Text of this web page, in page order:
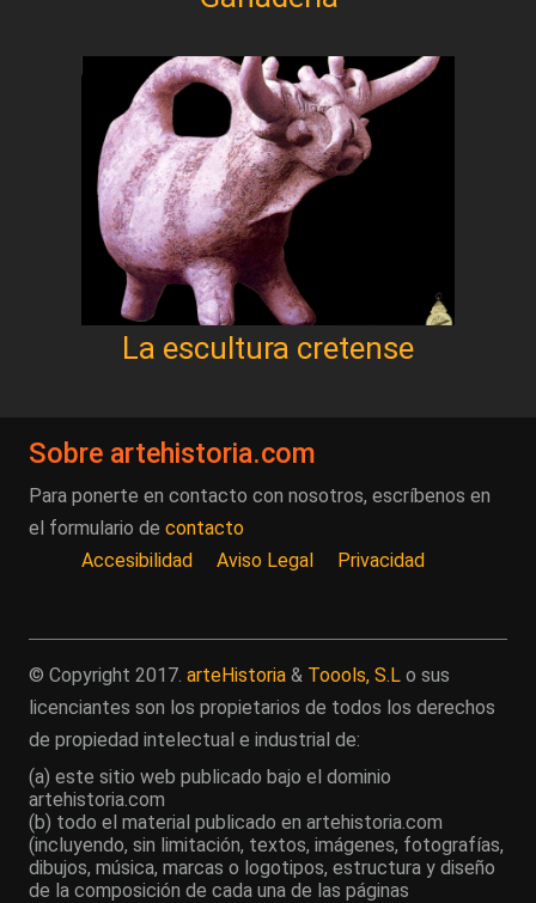
La escultura cretense
Sobre artehistoria.com
Para ponerte en contacto con nosotros, escríbenos en
el formulario de contacto
Accesibilidad
Aviso Legal Privacidad
© Copyright 2017. arteHistoria & Toools, S.L o sus
licenciantes son los propietarios de todos los derechos
de propiedad intelectual e industrial de:
(a) este sitio web publicado bajo el dominio
artehistoria.com
(b) todo el material publicado en artehistoria.com
(incluyendo, sin limitación, textos, imágenes, fotografías,
dibujos, música, marcas o logotipos, estructura y diseño
de la composición de cada una de las páginas